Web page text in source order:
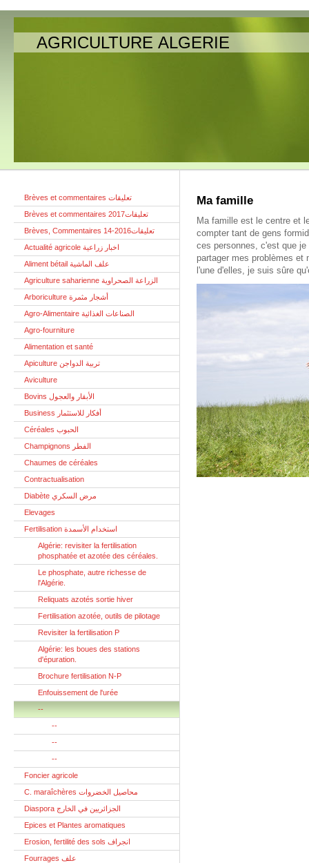
AGRICULTURE ALGERIE
Brèves et commentaires تعليقات
Brèves et commentaires تعليقات2017
Brèves, Commentaires تعليقات2016-14
Actualité agricole اخبار زراعية
Aliment bétail علف الماشية
Agriculture saharienne الزراعة الصحراوية
Arboriculture أشجار مثمرة
Agro-Alimentaire الصناعات الغذائية
Agro-fourniture
Alimentation et santé
Apiculture تربية الدواجن
Aviculture
Bovins الأبقار والعجول
Business أفكار للاستثمار
Céréales الحبوب
Champignons الفطر
Chaumes de céréales
Contractualisation
Diabète مرض السكري
Elevages
Fertilisation استخدام الأسمدة
Algérie: revisiter la fertilisation
phosphatée et azotée des céréales.
Le phosphate, autre richesse de
l'Algérie.
Reliquats azotés sortie hiver
Fertilisation azotée, outils de pilotage
Revisiter la fertilisation P
Algérie: les boues des stations
d'épuration.
Brochure fertilisation N-P
Enfouissement de l'urée
--
--
--
--
Foncier agricole
C. maraîchères محاصيل الخضروات
Diaspora الجزائريين في الخارج
Epices et Plantes aromatiques
Erosion, fertilité des sols انجراف
Fourrages علف
Ma famille
Ma famille est le centre et
compter tant de gens
ces personnes, c'est que
partager mes problèmes et
l'une d'elles, je suis sûre